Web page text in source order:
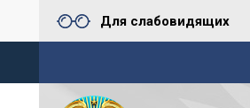
Для слабовидящих